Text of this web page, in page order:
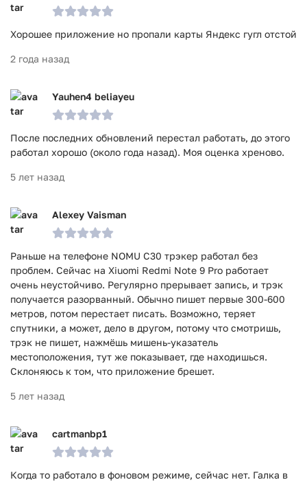
Хорошее приложение но пропали карты Яндекс гугл отстой
2 года назад
Yauhen4 beliayeu
После последних обновлений перестал работать, до этого
работал хорошо (около года назад). Моя оценка хреново.
5 лет назад
Alexey Vaisman
Раньше на телефоне NOMU C30 трэкер работал без
проблем. Сейчас на Xiuomi Redmi Note 9 Pro работает
очень неустойчиво. Регулярно прерывает запись, и трэк
получается разорванный. Обычно пишет первые 300-600
метров, потом перестает писать. Возможно, теряет
спутники, а может, дело в другом, потому что смотришь,
трэк не пишет, нажмёшь мишень-указатель
местоположения, тут же показывает, где находишься.
Склоняюсь к том, что приложение брешет.
5 лет назад
cartmanbp1
Когда то работало в фоновом режиме, сейчас нет. Галка в